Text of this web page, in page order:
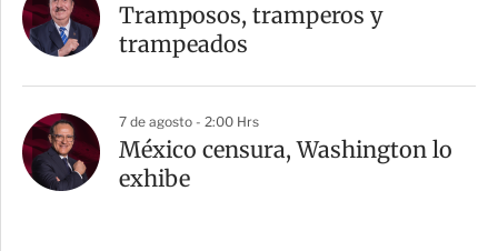
Tramposos, tramperos y
trampeados
7 de agosto - 2:00 Hrs
México censura, Washington lo
exhibe